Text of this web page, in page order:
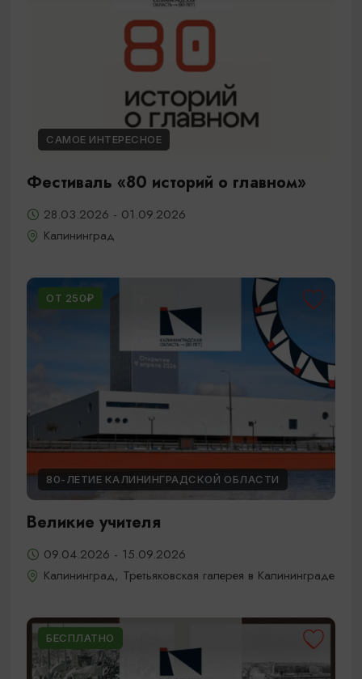
САМОЕ ИНТЕРЕСНОЕ
Фестиваль «80 историй о главном»
28.03.2026 - 01.09.2026
Калининград
ОТ 250₽
80-ЛЕТИЕ КАЛИНИНГРАДСКОЙ ОБЛАСТИ
Великие учителя
09.04.2026 - 15.09.2026
Калининград, Третьяковская галерея в Калининграде
БЕСПЛАТНО